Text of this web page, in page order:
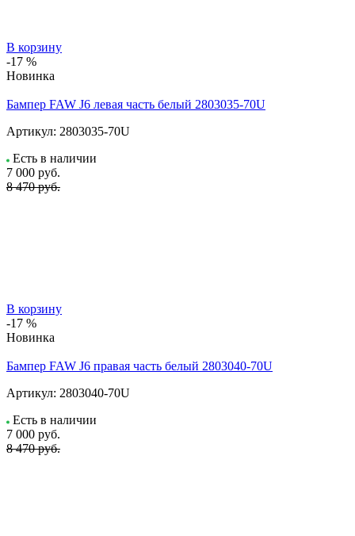
В корзину
-17 %
Новинка
Бампер FAW J6 левая часть белый 2803035-70U
Артикул: 2803035-70U
Есть в наличии
7 000 руб.
8 470 руб.
В корзину
-17 %
Новинка
Бампер FAW J6 правая часть белый 2803040-70U
Артикул: 2803040-70U
Есть в наличии
7 000 руб.
8 470 руб.